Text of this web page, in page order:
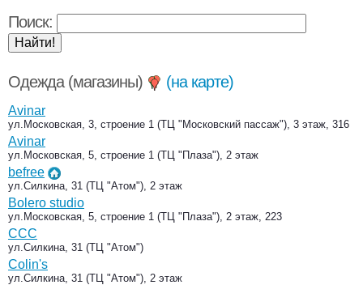
Поиск:
Одежда (магазины) (на карте)
Avinar
ул.Московская, 3, строение 1 (ТЦ "Московский пассаж"), 3 этаж, 316
Avinar
ул.Московская, 5, строение 1 (ТЦ "Плаза"), 2 этаж
befree
ул.Силкина, 31 (ТЦ "Атом"), 2 этаж
Bolero studio
ул.Московская, 5, строение 1 (ТЦ "Плаза"), 2 этаж, 223
CCC
ул.Силкина, 31 (ТЦ "Атом")
Colin's
ул.Силкина, 31 (ТЦ "Атом"), 2 этаж